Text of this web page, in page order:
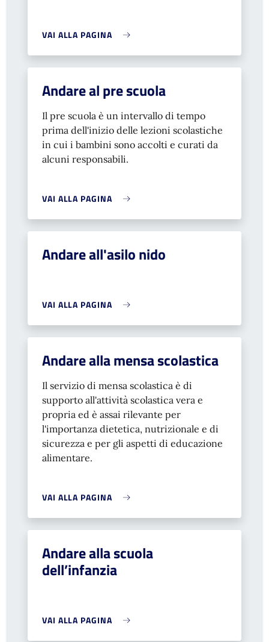
VAI ALLA PAGINA
Andare al pre scuola
Il pre scuola è un intervallo di tempo
prima dell'inizio delle lezioni scolastiche
in cui i bambini sono accolti e curati da
alcuni responsabili.
VAI ALLA PAGINA
Andare all'asilo nido
VAI ALLA PAGINA
Andare alla mensa scolastica
Il servizio di mensa scolastica è di
supporto all'attività scolastica vera e
propria ed è assai rilevante per
l'importanza dietetica, nutrizionale e di
sicurezza e per gli aspetti di educazione
alimentare.
VAI ALLA PAGINA
Andare alla scuola
dell’infanzia
VAI ALLA PAGINA